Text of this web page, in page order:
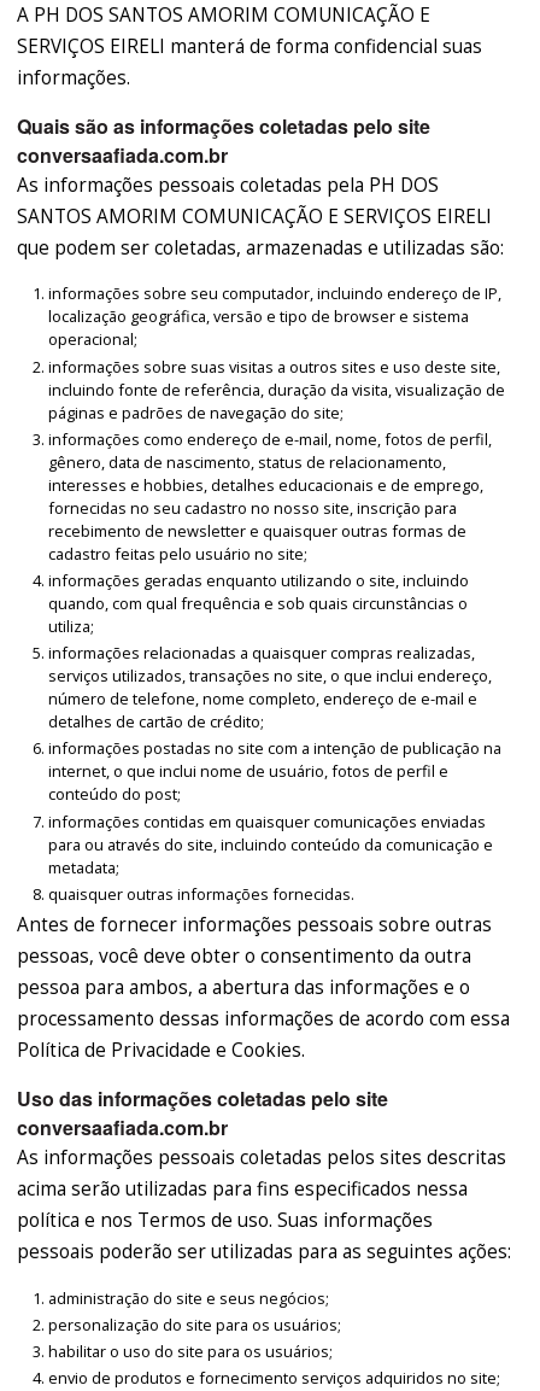
A PH DOS SANTOS AMORIM COMUNICAÇÃO E
SERVIÇOS EIRELI manterá de forma confidencial suas
informações.
Quais são as informações coletadas pelo site
conversaafiada.com.br
As informações pessoais coletadas pela PH DOS
SANTOS AMORIM COMUNICAÇÃO E SERVIÇOS EIRELI
que podem ser coletadas, armazenadas e utilizadas são:
informações sobre seu computador, incluindo endereço de IP,
localização geográfica, versão e tipo de browser e sistema
operacional;
informações sobre suas visitas a outros sites e uso deste site,
incluindo fonte de referência, duração da visita, visualização de
páginas e padrões de navegação do site;
informações como endereço de e-mail, nome, fotos de perfil,
gênero, data de nascimento, status de relacionamento,
interesses e hobbies, detalhes educacionais e de emprego,
fornecidas no seu cadastro no nosso site, inscrição para
recebimento de newsletter e quaisquer outras formas de
cadastro feitas pelo usuário no site;
informações geradas enquanto utilizando o site, incluindo
quando, com qual frequência e sob quais circunstâncias o
utiliza;
informações relacionadas a quaisquer compras realizadas,
serviços utilizados, transações no site, o que inclui endereço,
número de telefone, nome completo, endereço de e-mail e
detalhes de cartão de crédito;
informações postadas no site com a intenção de publicação na
internet, o que inclui nome de usuário, fotos de perfil e
conteúdo do post;
informações contidas em quaisquer comunicações enviadas
para ou através do site, incluindo conteúdo da comunicação e
metadata;
quaisquer outras informações fornecidas.
Antes de fornecer informações pessoais sobre outras
pessoas, você deve obter o consentimento da outra
pessoa para ambos, a abertura das informações e o
processamento dessas informações de acordo com essa
Política de Privacidade e Cookies.
Uso das informações coletadas pelo site
conversaafiada.com.br
As informações pessoais coletadas pelos sites descritas
acima serão utilizadas para fins especificados nessa
política e nos Termos de uso. Suas informações
pessoais poderão ser utilizadas para as seguintes ações:
administração do site e seus negócios;
personalização do site para os usuários;
habilitar o uso do site para os usuários;
envio de produtos e fornecimento serviços adquiridos no site;